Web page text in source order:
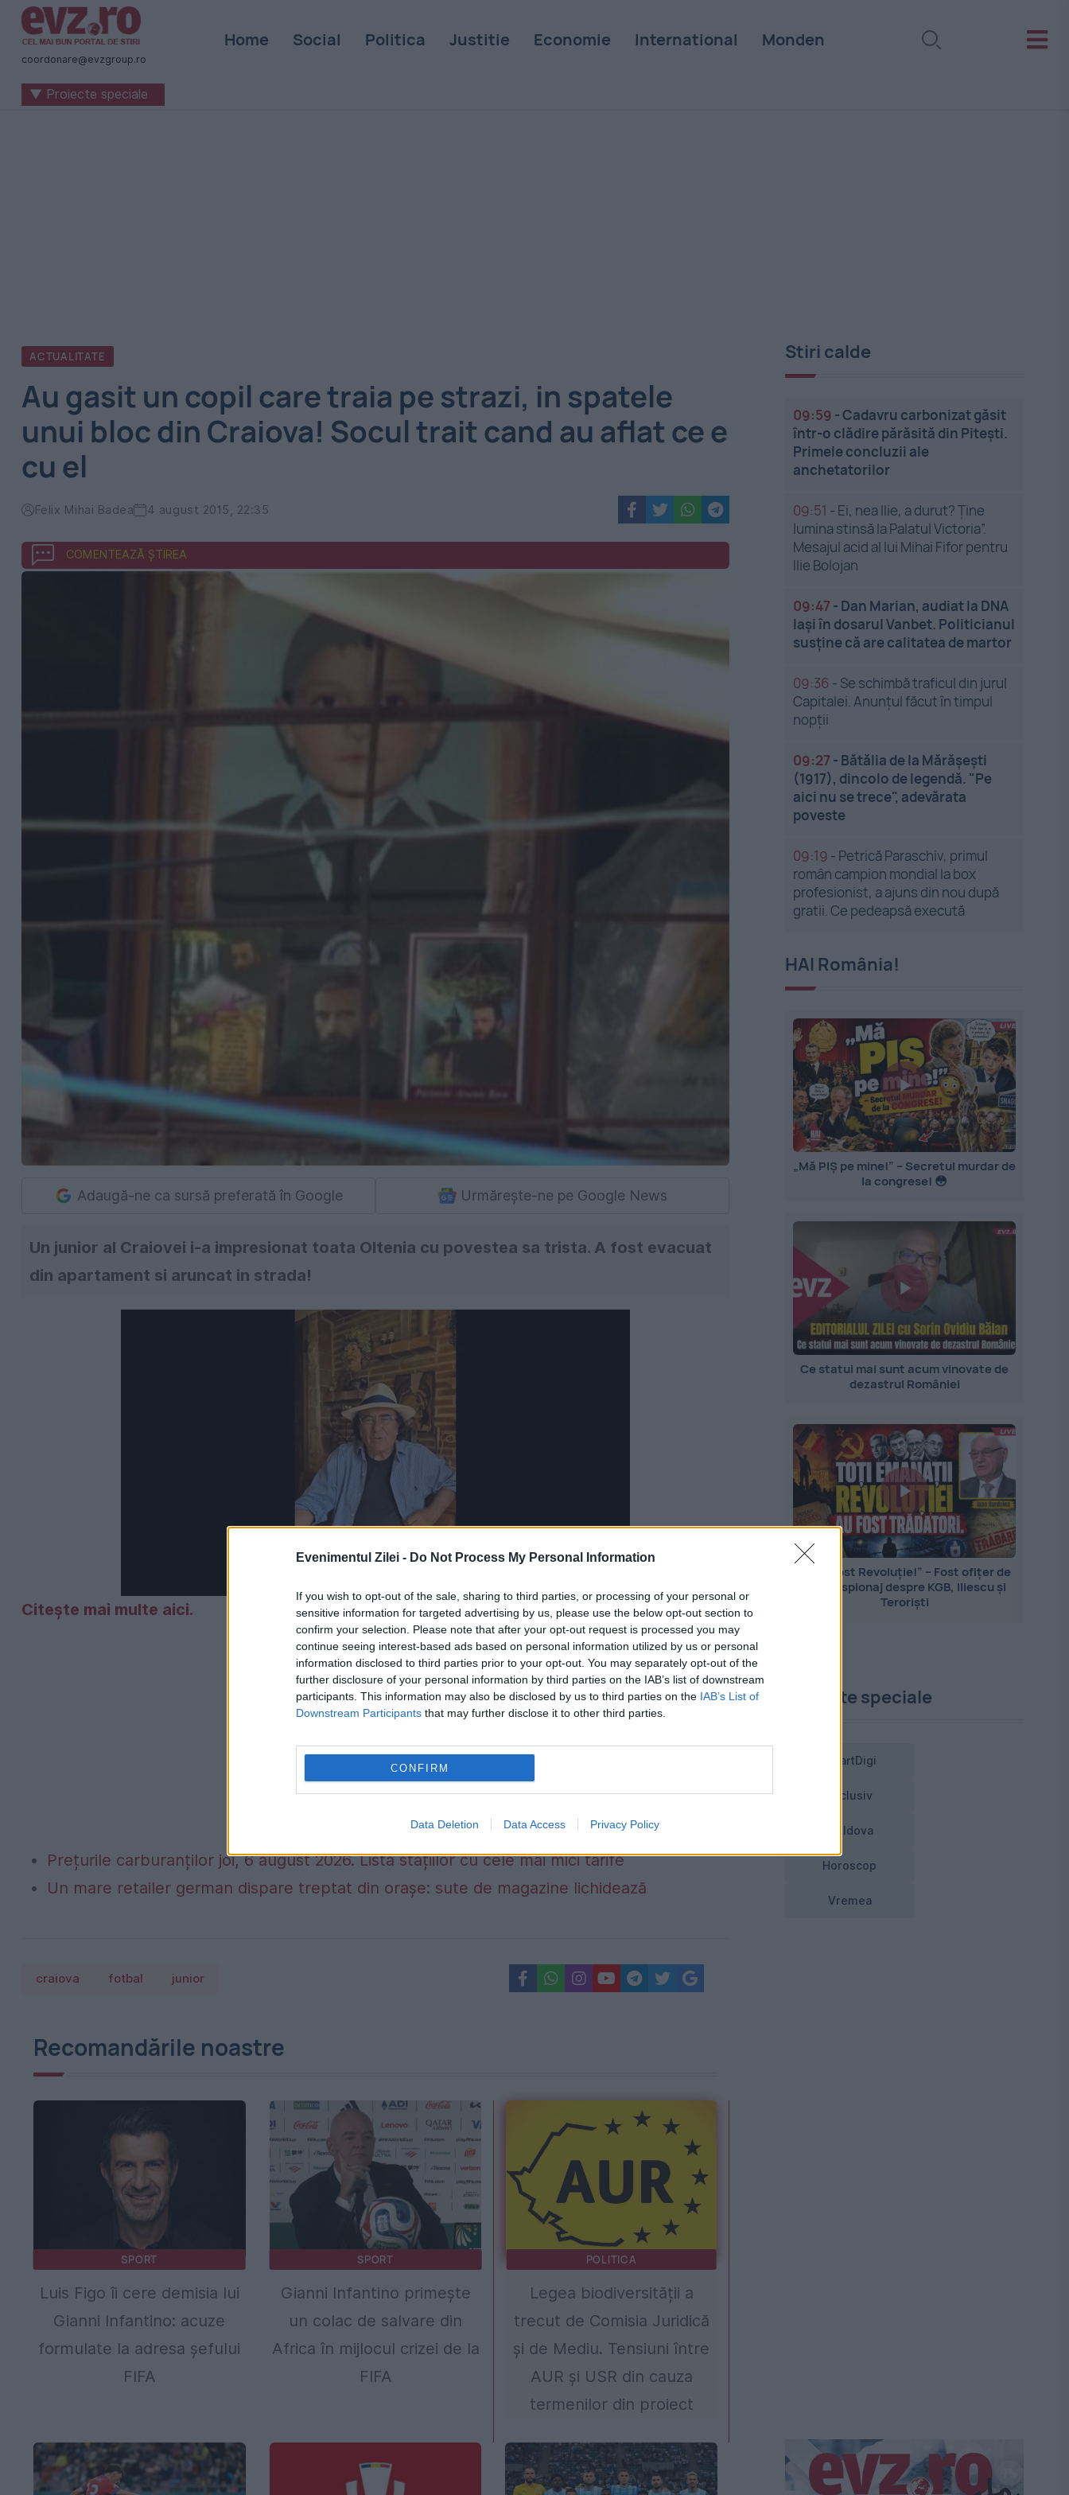
Evenimentul Zilei - Do Not Process My Personal Information
If you wish to opt-out of the sale, sharing to third parties, or processing of your personal or
sensitive information for targeted advertising by us, please use the below opt-out section to
confirm your selection. Please note that after your opt-out request is processed you may
continue seeing interest-based ads based on personal information utilized by us or personal
information disclosed to third parties prior to your opt-out. You may separately opt-out of the
further disclosure of your personal information by third parties on the IAB’s list of downstream
participants. This information may also be disclosed by us to third parties on the IAB’s List of
Downstream Participants that may further disclose it to other third parties.
CONFIRM
Data Deletion Data Access Privacy Policy
Știri
naționale
internaționale
coordonare@evzgroup.ro
Home Social Politica Justitie Economie International Monden
▼ Proiecte speciale
ACTUALITATE
Au gasit un copil care traia pe strazi, in spatele
unui bloc din Craiova! Socul trait cand au aflat ce e
cu el
Felix Mihai Badea 4 august 2015, 22:35
COMENTEAZĂ ȘTIREA
Adaugă-ne ca sursă preferată în Google Urmărește-ne pe Google News
Un junior al Craiovei i-a impresionat toata Oltenia cu povestea sa trista. A fost evacuat
din apartament si aruncat in strada!
Citește mai multe aici.
Prețurile carburanților joi, 6 august 2026. Lista stațiilor cu cele mai mici tarife
Un mare retailer german dispare treptat din orașe: sute de magazine lichidează
craiova fotbal junior
Recomandările noastre
SPORT
Luis Figo îi cere demisia lui
Gianni Infantino: acuze
formulate la adresa șefului
FIFA
SPORT
Gianni Infantino primește
un colac de salvare din
Africa în mijlocul crizei de la
FIFA
POLITICA
Legea biodiversității a
trecut de Comisia Juridică
și de Mediu. Tensiuni între
AUR și USR din cauza
termenilor din proiect
Stiri calde
09:59 -Cadavru carbonizat găsit
într-o clădire părăsită din Pitești.
Primele concluzii ale
anchetatorilor
09:51 - Ei, nea Ilie, a durut? Ține
lumina stinsă la Palatul Victoria”.
Mesajul acid al lui Mihai Fifor pentru
Ilie Bolojan
09:47 - Dan Marian, audiat la DNA
Iași în dosarul Vanbet. Politicianul
susține că are calitatea de martor
09:36 - Se schimbă traficul din jurul
Capitalei. Anunțul făcut în timpul
nopții
09:27 - Bătălia de la Mărășești
(1917), dincolo de legendă. "Pe
aici nu se trece", adevărata
poveste
09:19 - Petrică Paraschiv, primul
român campion mondial la box
profesionist, a ajuns din nou după
gratii. Ce pedeapsă execută
HAI România!
„Mă PIȘ pe mine!” – Secretul murdar de
la congrese! 😳
Ce statui mai sunt acum vinovate de
dezastrul României
„Nu a fost Revoluție!” – Fost ofițer de
contraspionaj despre KGB, Iliescu și
Teroriști
Proiecte speciale
SmartDigi
Exclusiv
Moldova
Horoscop
Vremea